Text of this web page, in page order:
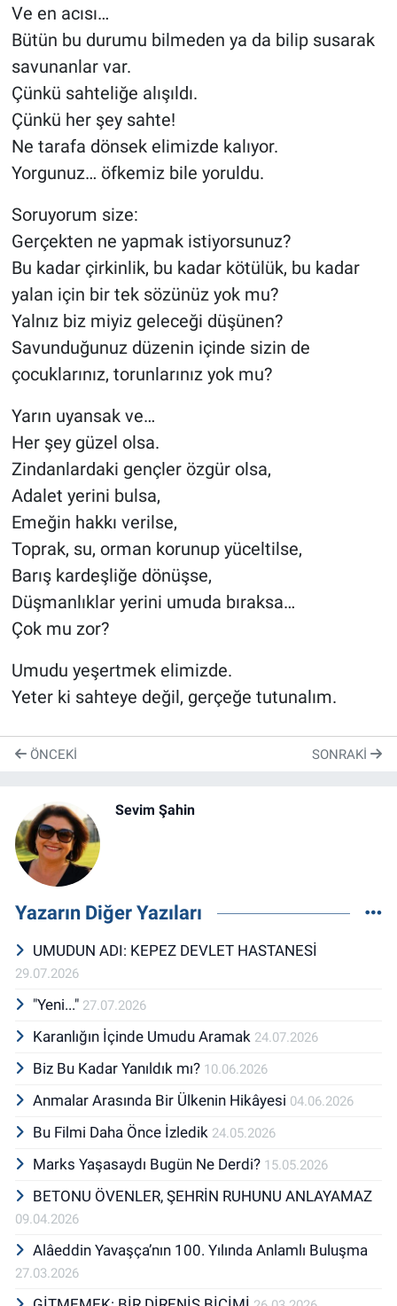
Ve en acısı…
Bütün bu durumu bilmeden ya da bilip susarak
savunanlar var.
Çünkü sahteliğe alışıldı.
Çünkü her şey sahte!
Ne tarafa dönsek elimizde kalıyor.
Yorgunuz… öfkemiz bile yoruldu.
Soruyorum size:
Gerçekten ne yapmak istiyorsunuz?
Bu kadar çirkinlik, bu kadar kötülük, bu kadar
yalan için bir tek sözünüz yok mu?
Yalnız biz miyiz geleceği düşünen?
Savunduğunuz düzenin içinde sizin de
çocuklarınız, torunlarınız yok mu?
Yarın uyansak ve…
Her şey güzel olsa.
Zindanlardaki gençler özgür olsa,
Adalet yerini bulsa,
Emeğin hakkı verilse,
Toprak, su, orman korunup yüceltilse,
Barış kardeşliğe dönüşse,
Düşmanlıklar yerini umuda bıraksa…
Çok mu zor?
Umudu yeşertmek elimizde.
Yeter ki sahteye değil, gerçeğe tutunalım.
ÖNCEKI SONRAKI
Sevim Şahin
Yazarın Diğer Yazıları
UMUDUN ADI: KEPEZ DEVLET HASTANESİ
29.07.2026
"Yeni..." 27.07.2026
Karanlığın İçinde Umudu Aramak 24.07.2026
Biz Bu Kadar Yanıldık mı? 10.06.2026
Anmalar Arasında Bir Ülkenin Hikâyesi 04.06.2026
Bu Filmi Daha Önce İzledik 24.05.2026
Marks Yaşasaydı Bugün Ne Derdi? 15.05.2026
BETONU ÖVENLER, ŞEHRİN RUHUNU ANLAYAMAZ
09.04.2026
Alâeddin Yavaşça’nın 100. Yılında Anlamlı Buluşma
27.03.2026
Yerel
Magazin
Bilim ve Teknoloji